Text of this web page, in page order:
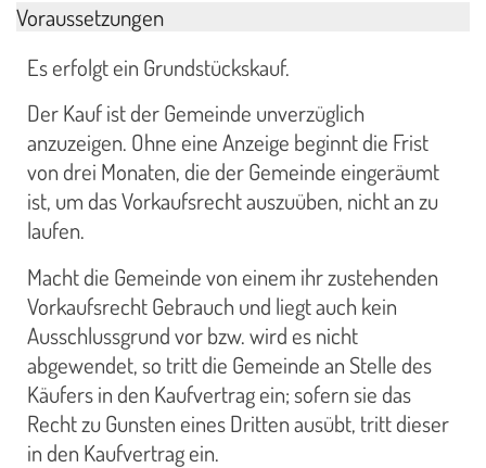
Voraussetzungen
Es erfolgt ein Grundstückskauf.
Der Kauf ist der Gemeinde unverzüglich
anzuzeigen. Ohne eine Anzeige beginnt die Frist
von drei Monaten, die der Gemeinde eingeräumt
ist, um das Vorkaufsrecht auszuüben, nicht an zu
laufen.
Macht die Gemeinde von einem ihr zustehenden
Vorkaufsrecht Gebrauch und liegt auch kein
Ausschlussgrund vor bzw. wird es nicht
abgewendet, so tritt die Gemeinde an Stelle des
Käufers in den Kaufvertrag ein; sofern sie das
Recht zu Gunsten eines Dritten ausübt, tritt dieser
in den Kaufvertrag ein.